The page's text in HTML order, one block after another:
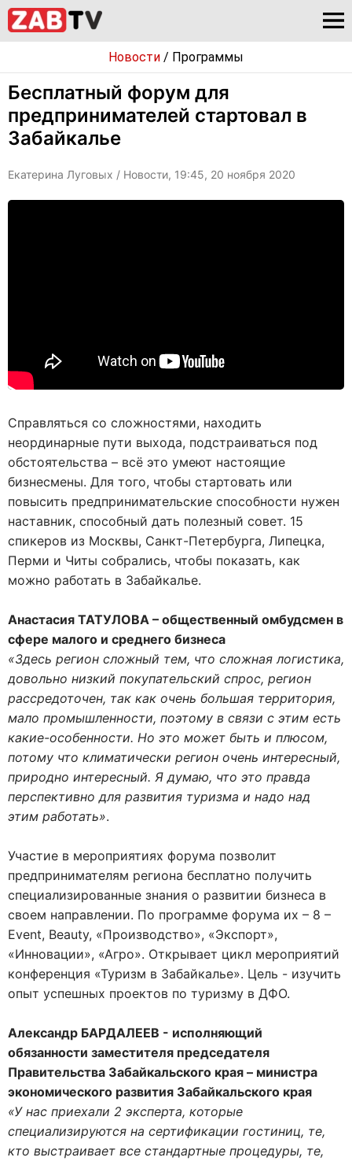
Новости / Программы
Бесплатный форум для
предпринимателей стартовал в
Забайкалье
Екатерина Луговых / Новости, 19:45, 20 ноября 2020
Справляться со сложностями, находить
неординарные пути выхода, подстраиваться под
обстоятельства – всё это умеют настоящие
бизнесмены. Для того, чтобы стартовать или
повысить предпринимательские способности нужен
наставник, способный дать полезный совет. 15
спикеров из Москвы, Санкт-Петербурга, Липецка,
Перми и Читы собрались, чтобы показать, как
можно работать в Забайкалье.
Анастасия ТАТУЛОВА – общественный омбудсмен в
сфере малого и среднего бизнеса
«Здесь регион сложный тем, что сложная логистика,
довольно низкий покупательский спрос, регион
рассредоточен, так как очень большая территория,
мало промышленности, поэтому в связи с этим есть
какие-особенности. Но это может быть и плюсом,
потому что климатически регион очень интересный,
природно интересный. Я думаю, что это правда
перспективно для развития туризма и надо над
этим работать».
Участие в мероприятиях форума позволит
предпринимателям региона бесплатно получить
специализированные знания о развитии бизнеса в
своем направлении. По программе форума их – 8 –
Event, Beauty, «Производство», «Экспорт»,
«Инновации», «Агро». Открывает цикл мероприятий
конференция «Туризм в Забайкалье». Цель - изучить
опыт успешных проектов по туризму в ДФО.
Александр БАРДАЛЕЕВ - исполняющий
обязанности заместителя председателя
Правительства Забайкальского края – министра
экономического развития Забайкальского края
«У нас приехали 2 эксперта, которые
специализируются на сертификации гостиниц, те,
кто выстраивает все стандартные процедуры, те,